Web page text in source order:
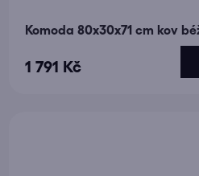
Komoda 80x30x71 cm kov
1 791 Kč